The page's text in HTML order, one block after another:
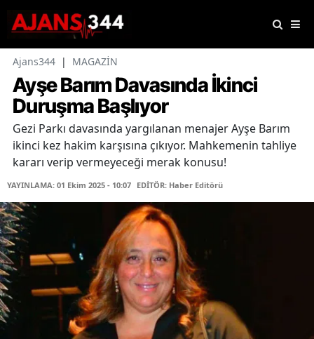
Ajans344 | MAGAZİN
Ayşe Barım Davasında İkinci
Duruşma Başlıyor
Gezi Parkı davasında yargılanan menajer Ayşe Barım
ikinci kez hakim karşısına çıkıyor. Mahkemenin tahliye
kararı verip vermeyeceği merak konusu!
YAYINLAMA: 01 Ekim 2025 - 10:07 EDİTÖR: Haber Editörü